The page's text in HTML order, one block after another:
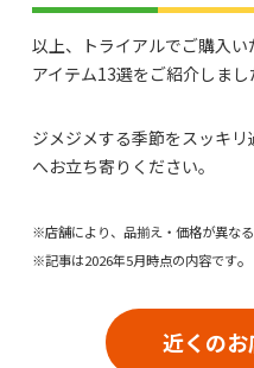
以上、トライアルでご購入
アイテム13選をご紹介しまし
ジメジメする季節をスッキ
へお立ち寄りください。
※店舗により、品揃え・価格が異なる
※記事は2026年5月時点の内容です。
近くの